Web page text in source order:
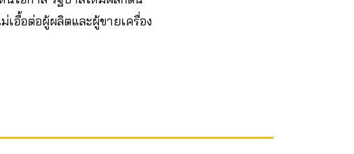
เอื้อต่อผู้ผลิตและผู้ขายเครื่อง